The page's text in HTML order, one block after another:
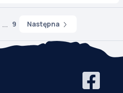
... 9 Następna